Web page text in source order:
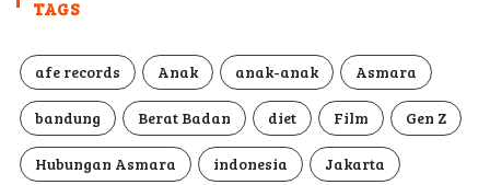
TAGS
afe records Anak anak-anak Asmara
bandung Berat Badan diet Film Gen Z
Hubungan Asmara indonesia Jakarta